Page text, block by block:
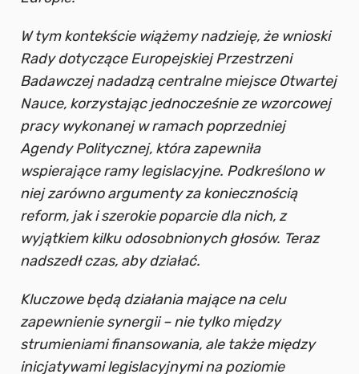
W tym kontekście wiążemy nadzieję, że wnioski
Rady dotyczące Europejskiej Przestrzeni
Badawczej nadadzą centralne miejsce Otwartej
Nauce, korzystając jednocześnie ze wzorcowej
pracy wykonanej w ramach poprzedniej
Agendy Politycznej, która zapewniła
wspierające ramy legislacyjne. Podkreślono w
niej zarówno argumenty za koniecznością
reform, jak i szerokie poparcie dla nich, z
wyjątkiem kilku odosobnionych głosów. Teraz
nadszedł czas, aby działać.
Kluczowe będą działania mające na celu
zapewnienie synergii – nie tylko między
strumieniami finansowania, ale także między
inicjatywami legislacyjnymi na poziomie